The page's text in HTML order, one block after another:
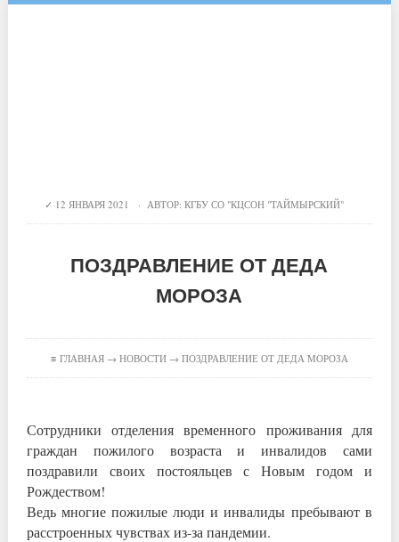
12 ЯНВАРЯ 2021 · АВТОР:КГБУ СО "КЦСОН "ТАЙМЫРСКИЙ"
ПОЗДРАВЛЕНИЕ ОТ ДЕДА
МОРОЗА
≡ ГЛАВНАЯ→ НОВОСТИ→ ПОЗДРАВЛЕНИЕ ОТ ДЕДА МОРОЗА
Сотрудники отделения временного проживания для
граждан пожилого возраста и инвалидов сами
поздравили своих постояльцев с Новым годом и
Рождеством!
Ведь многие пожилые люди и инвалиды пребывают в
расстроенных чувствах из-за пандемии.